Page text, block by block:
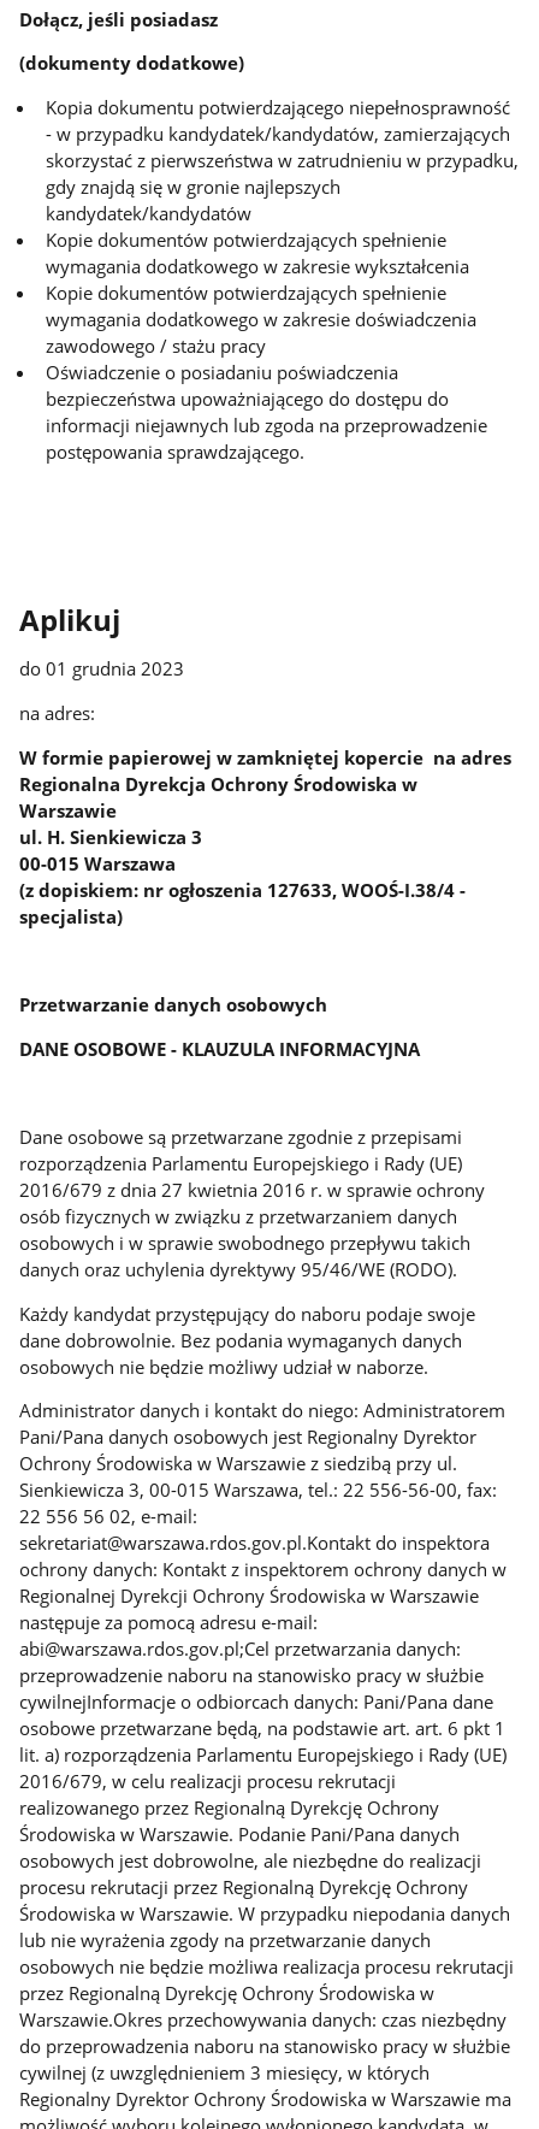
Dołącz, jeśli posiadasz
(dokumenty dodatkowe)
Kopia dokumentu potwierdzającego niepełnosprawność
- w przypadku kandydatek/kandydatów, zamierzających
skorzystać z pierwszeństwa w zatrudnieniu w przypadku,
gdy znajdą się w gronie najlepszych
kandydatek/kandydatów
Kopie dokumentów potwierdzających spełnienie
wymagania dodatkowego w zakresie wykształcenia
Kopie dokumentów potwierdzających spełnienie
wymagania dodatkowego w zakresie doświadczenia
zawodowego / stażu pracy
Oświadczenie o posiadaniu poświadczenia
bezpieczeństwa upoważniającego do dostępu do
informacji niejawnych lub zgoda na przeprowadzenie
postępowania sprawdzającego.
Aplikuj
do 01 grudnia 2023
na adres:
W formie papierowej w zamkniętej kopercie na adres
Regionalna Dyrekcja Ochrony Środowiska w
Warszawie
ul. H. Sienkiewicza 3
00-015 Warszawa
(z dopiskiem: nr ogłoszenia 127633, WOOŚ-I.38/4 -
specjalista)
Przetwarzanie danych osobowych
DANE OSOBOWE - KLAUZULA INFORMACYJNA
Dane osobowe są przetwarzane zgodnie z przepisami
rozporządzenia Parlamentu Europejskiego i Rady (UE)
2016/679 z dnia 27 kwietnia 2016 r. w sprawie ochrony
osób fizycznych w związku z przetwarzaniem danych
osobowych i w sprawie swobodnego przepływu takich
danych oraz uchylenia dyrektywy 95/46/WE (RODO).
Każdy kandydat przystępujący do naboru podaje swoje
dane dobrowolnie. Bez podania wymaganych danych
osobowych nie będzie możliwy udział w naborze.
Administrator danych i kontakt do niego: Administratorem
Pani/Pana danych osobowych jest Regionalny Dyrektor
Ochrony Środowiska w Warszawie z siedzibą przy ul.
Sienkiewicza 3, 00-015 Warszawa, tel.: 22 556-56-00, fax:
22 556 56 02, e-mail:
sekretariat@warszawa.rdos.gov.pl.Kontakt do inspektora
ochrony danych: Kontakt z inspektorem ochrony danych w
Regionalnej Dyrekcji Ochrony Środowiska w Warszawie
następuje za pomocą adresu e-mail:
abi@warszawa.rdos.gov.pl;Cel przetwarzania danych:
przeprowadzenie naboru na stanowisko pracy w służbie
cywilnejInformacje o odbiorcach danych: Pani/Pana dane
osobowe przetwarzane będą, na podstawie art. art. 6 pkt 1
lit. a) rozporządzenia Parlamentu Europejskiego i Rady (UE)
2016/679, w celu realizacji procesu rekrutacji
realizowanego przez Regionalną Dyrekcję Ochrony
Środowiska w Warszawie. Podanie Pani/Pana danych
osobowych jest dobrowolne, ale niezbędne do realizacji
procesu rekrutacji przez Regionalną Dyrekcję Ochrony
Środowiska w Warszawie. W przypadku niepodania danych
lub nie wyrażenia zgody na przetwarzanie danych
osobowych nie będzie możliwa realizacja procesu rekrutacji
przez Regionalną Dyrekcję Ochrony Środowiska w
Warszawie.Okres przechowywania danych: czas niezbędny
do przeprowadzenia naboru na stanowisko pracy w służbie
cywilnej (z uwzględnieniem 3 miesięcy, w których
Regionalny Dyrektor Ochrony Środowiska w Warszawie ma